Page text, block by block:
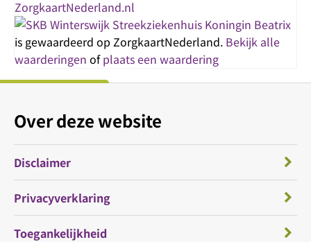
Streekziekenhuis Koningin Beatrix
is gewaardeerd op ZorgkaartNederland. Bekijk alle
waarderingen ofplaats een waardering
Over deze website
Disclaimer
Privacyverklaring
Toegankelijkheid